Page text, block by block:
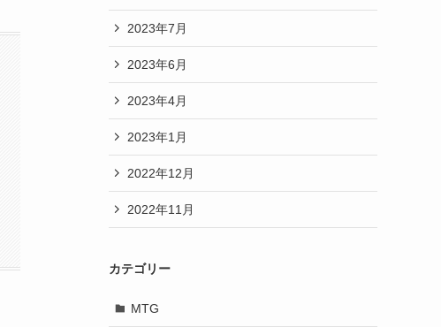
2023年7月
2023年6月
2023年4月
2023年1月
2022年12月
2022年11月
カテゴリー
MTG